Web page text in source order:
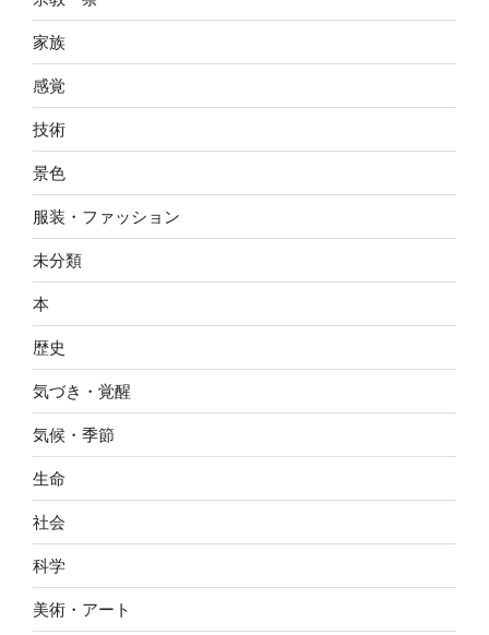
家族
感覚
技術
景色
服装・ファッション
未分類
本
歴史
気づき・覚醒
気候・季節
生命
社会
科学
美術・アート